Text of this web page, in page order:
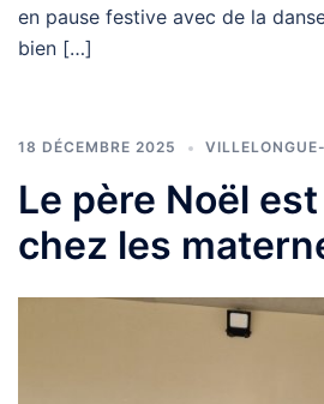
en pause festive avec de la
bien […]
18 DÉCEMBRE 2025
Le père Noël
chez les